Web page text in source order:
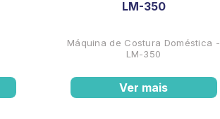
LM-350
Máquina de Costura Doméstica -
LM-350
Ver mais